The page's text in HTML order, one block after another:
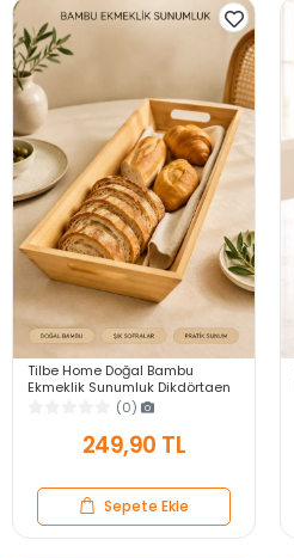
Tilbe Home Doğal Bambu
Ekmeklik Sunumluk Dikdörtgen
Kahvaltı ve Servis Sepeti
(0)
249,90 TL
Sepete Ekle